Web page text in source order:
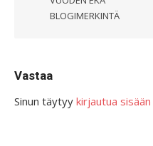
BLOGIMERKINTÄ
Vastaa
Sinun täytyy kirjautua sisään